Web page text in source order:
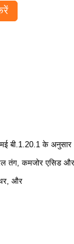
बी.1.20.1 के अनुसार
कमजोर एसिड और
और